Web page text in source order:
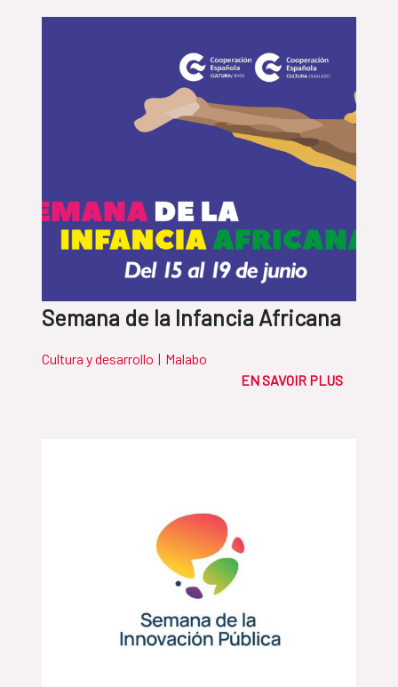
Semana de la Infancia Africana
Cultura y desarrollo | Malabo
EN SAVOIR PLUS